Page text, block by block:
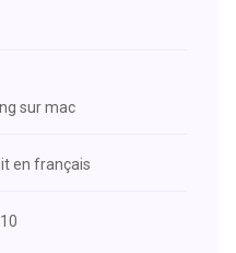
sur mac
en français